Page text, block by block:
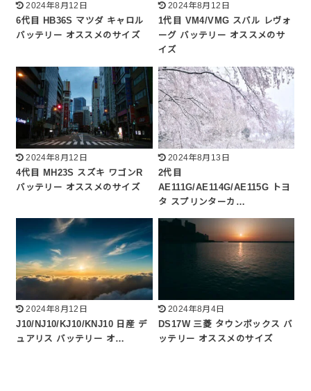
2024年8月12日
6代目 HB36S マツダ キャロル
バッテリー オススメのサイズ
2024年8月12日
1代目 VM4/VMG スバル レヴォ
ーグ バッテリー オススメのサ
イズ
2024年8月12日
4代目 MH23S スズキ ワゴンR
バッテリー オススメのサイズ
2024年8月13日
2代目
AE111G/AE114G/AE115G トヨ
タ スプリンターカ…
2024年8月12日
J10/NJ10/KJ10/KNJ10 日産 デ
ュアリス バッテリー オ…
2024年8月4日
DS17W 三菱 タウンボックス バ
ッテリー オススメのサイズ